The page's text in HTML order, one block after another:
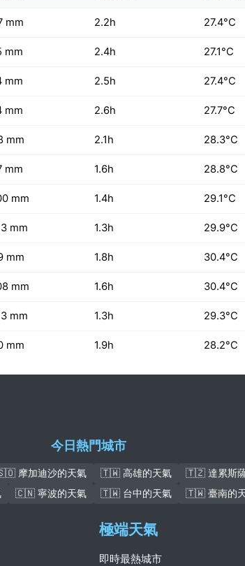
mm 2.2h 27.4°C
mm 2.4h 27.1°C
mm 2.5h 27.4°C
mm 2.6h 27.7°C
mm 2.1h 28.3°C
mm 1.6h 28.8°C
mm 1.4h 29.1°C
mm 1.3h 29.9°C
mm 1.8h 30.4°C
mm 1.6h 30.4°C
mm 1.3h 29.3°C
mm 1.9h 28.2°C
今日熱門城市
摩加迪沙的天氣 🇹🇼 高雄的天氣
🇹🇿 達累斯
🇨🇳 寧波的天氣 🇹🇼 台中的天氣 🇹🇼 臺南的
極端天氣
即時最熱城市